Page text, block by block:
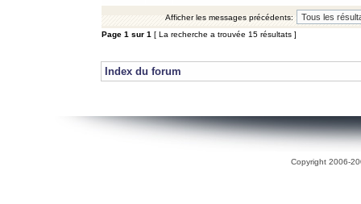
Afficher les messages précédents:
Page 1 sur 1 [ La recherche a trouvée 15 résultats ]
Index du forum
Copyright 2006-